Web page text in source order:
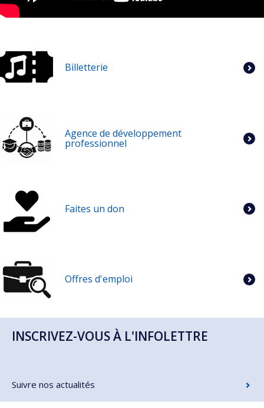
Billetterie
Agence de développement
professionnel
Faites un don
Offres d'emploi
INSCRIVEZ-VOUS À L'INFOLETTRE
Suivre nos actualités